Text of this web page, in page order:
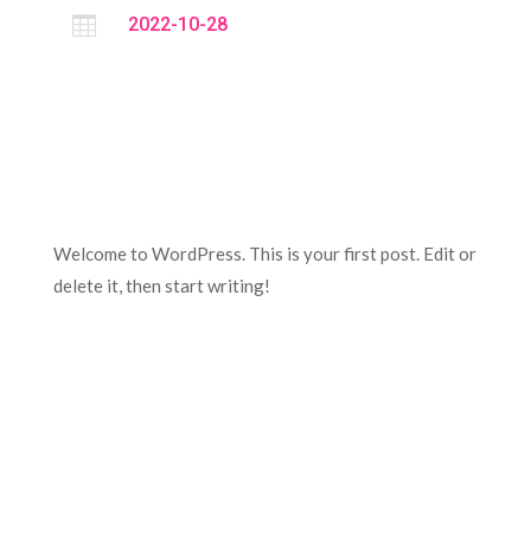
 2022-10-28
Welcome to WordPress. This is your first post. Edit or
delete it, then start writing!